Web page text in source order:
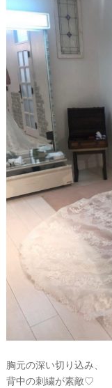
胸元の深い切り込み、
背中の刺繍が素敵♡